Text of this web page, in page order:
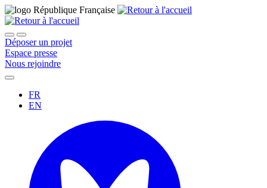
Déposer un projet
Espace presse
Nous rejoindre
FR
EN